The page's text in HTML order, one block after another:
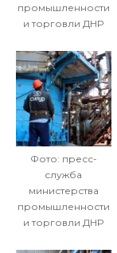
промышленности
и торговли ДНР
Фото: пресс-
служба
министерства
промышленности
и торговли ДНР